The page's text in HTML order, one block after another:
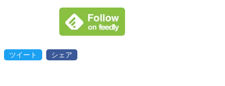
ツイート シェア